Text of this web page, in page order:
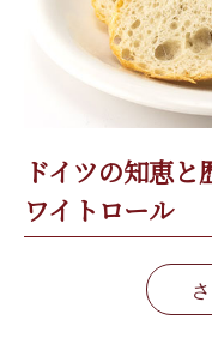
ドイツの知恵
ワイトロール